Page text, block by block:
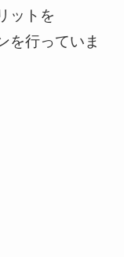
ットを
を行っていま